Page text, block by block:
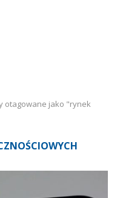
otagowane jako "rynek